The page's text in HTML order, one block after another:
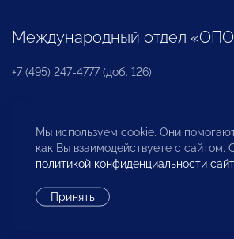
Международный отдел
+7 (495) 247-4777 (доб. 126)
Бюро по защите прав
инвесторов
Мы используем cookie. Они
как Вы взаимодействуете с сайтом.
политикой конфиденциальности
Принять